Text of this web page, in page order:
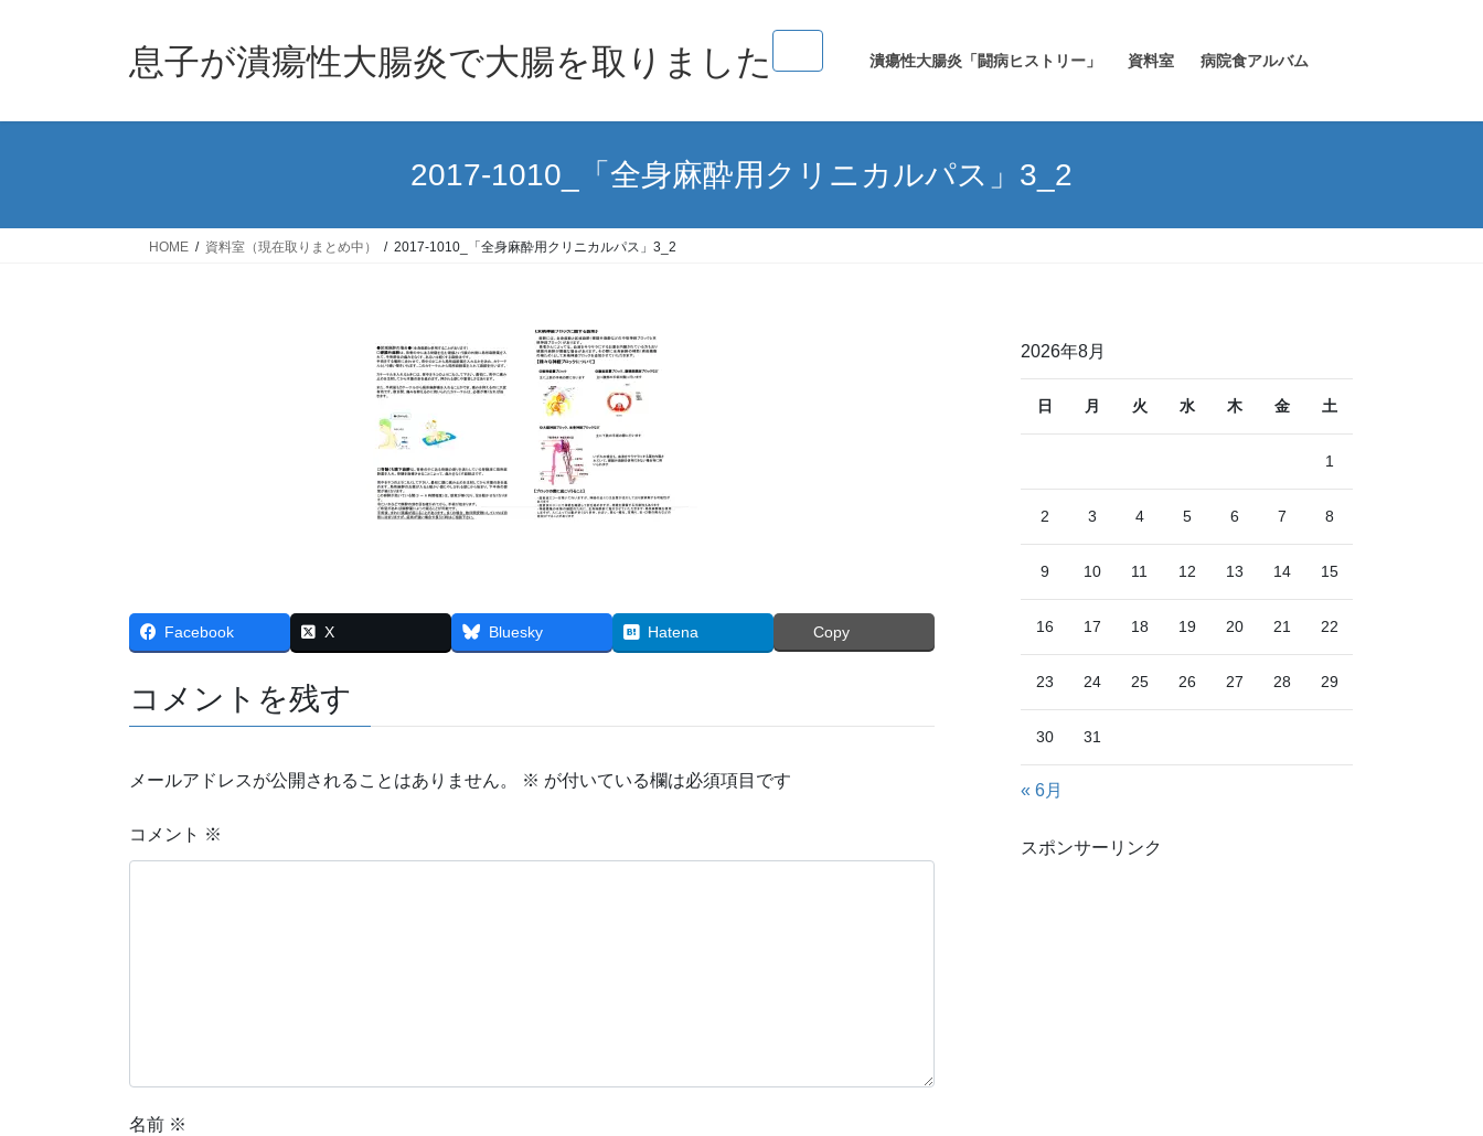
息子が潰瘍性大腸炎で大腸を取りました 潰瘍性大腸炎「闘病ヒストリー」 資料室 病院食アルバム
2017-1010_「全身麻酔用クリニカルパス」3_2
HOME 資料室（現在取りまとめ中） 2017-1010_「全身麻酔用クリニカルパス」3_2
Facebook X Bluesky Hatena Copy
コメントを残す
メールアドレスが公開されることはありません。 ※ が付いている欄は必須項目です
コメント ※
名前 ※
2026年8月
日 月 火 水 木 金 土
1
2 3 4 5 6 7 8
9 10 11 12 13 14 15
16 17 18 19 20 21 22
23 24 25 26 27 28 29
30 31
« 6月
スポンサーリンク